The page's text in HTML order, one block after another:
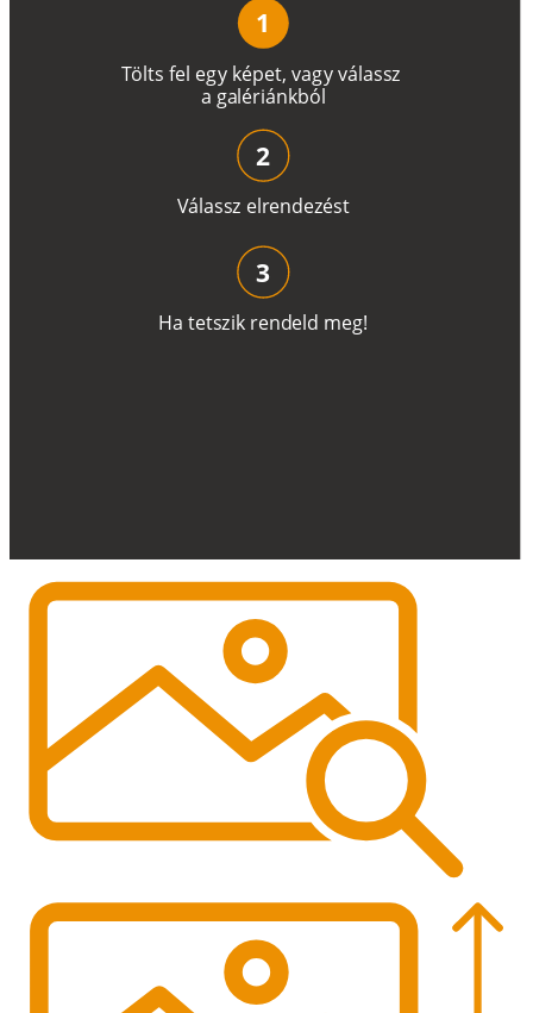
Tölts fel egy képet, vagyválassz
a galériánkból
1
Válassz elrendezést
2
Ha tetszik rendeld meg!
3